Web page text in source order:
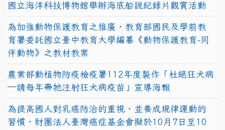
國立海洋科技博物館舉辦海底船說紀錄片觀賞活動
為加強動物保護教育之推廣，教育部國民及學前教
育署委託國立臺中教育大學編纂《動物保護教育-同
伴動物》之教材教案
農業部動植物防疫檢疫署112年度製作「杜絕狂犬病
—請每年帶牠注射狂犬病疫苗」宣導海報
為提高國人對乳癌防治的重視，並養成規律運動的
習慣，財團法人臺灣癌症基金會擬於10月7日至10